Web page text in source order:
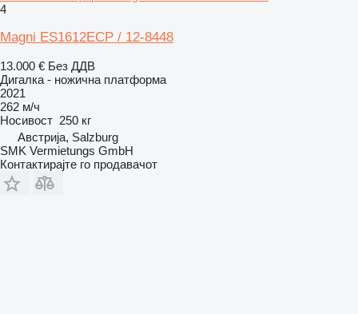
4
Magni ES1612ECP / 12-8448
13.000 € Без ДДВ
Дигалка - ножична платформа
2021
262 м/ч
Носивост 250 кг
Австрија, Salzburg
SMK Vermietungs GmbH
Контактирајте го продавачот